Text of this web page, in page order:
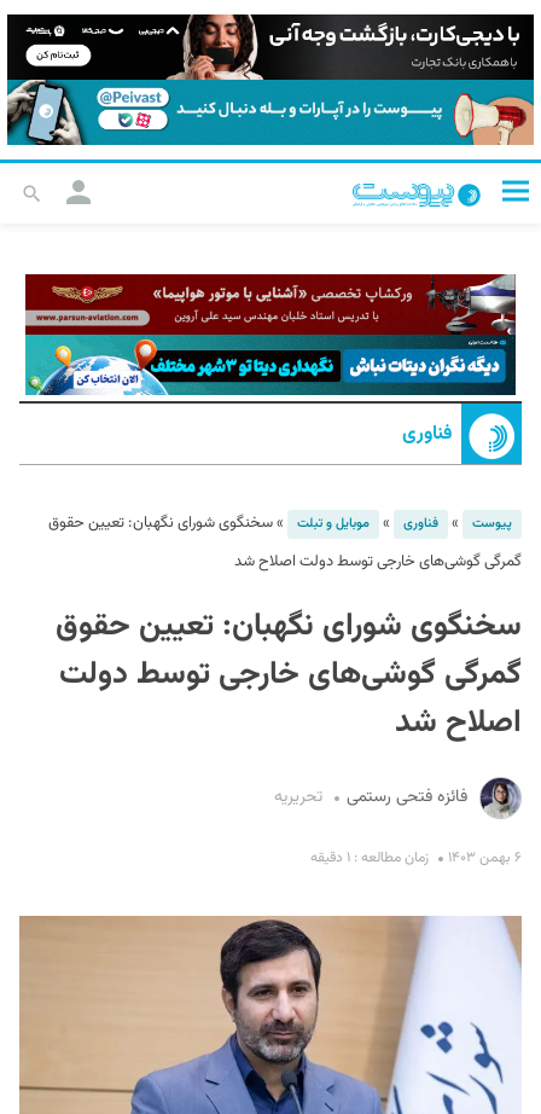
فناوری
پیوست » فناوری » موبایل و تبلت »سخنگوی شورای نگهبان: تعیین حقوق
گمرگی گوشی‌های خارجی توسط دولت اصلاح شد
سخنگوی شورای نگهبان: تعیین حقوق
گمرگی گوشی‌های خارجی توسط دولت
اصلاح شد
فائزه فتحی رستمی تحریریه
۶ بهمن ۱۴۰۳ زمان مطالعه : ۱ دقیقه